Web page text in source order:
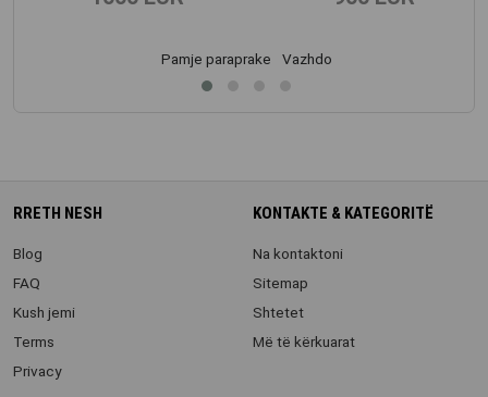
Pamje paraprake Vazhdo
RRETH NESH
Blog
FAQ
Kush jemi
Terms
Privacy
KONTAKTE & KATEGORITË
Na kontaktoni
Sitemap
Shtetet
Më të kërkuarat